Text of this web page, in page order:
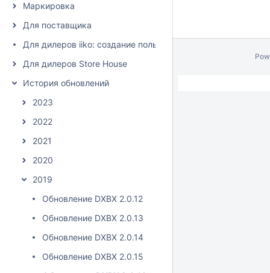
Маркировка
Для поставщика
Для дилеров iiko: создание пользователя и настройка
Для дилеров Store House
История обновлений
2023
2022
2021
2020
2019
Обновление DXBX 2.0.12
Обновление DXBX 2.0.13
Обновление DXBX 2.0.14
Обновление DXBX 2.0.15